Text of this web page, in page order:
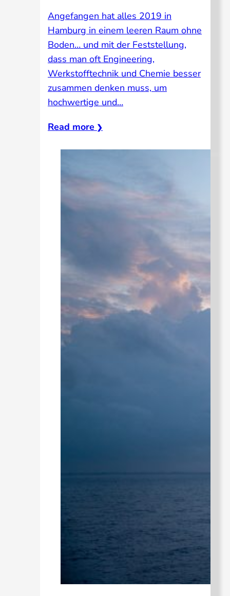
Angefangen hat alles 2019 in
Hamburg in einem leeren Raum ohne
Boden… und mit der Feststellung,
dass man oft Engineering,
Werkstofftechnik und Chemie besser
zusammen denken muss, um
hochwertige und…
Read more ❯